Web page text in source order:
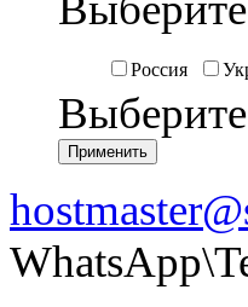
Россия